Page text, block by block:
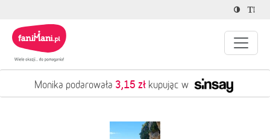
Monika podarowała 3,15 złkupując w